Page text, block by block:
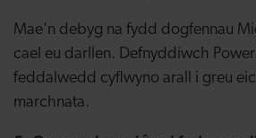
Mae'n debyg na fydd dogfennau
cael eu darllen. Defnyddiwch
feddalwedd cyflwyno arall i greu
marchnata.